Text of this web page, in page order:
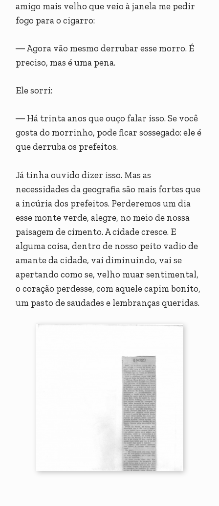
amigo mais velho que veio à janela me pedir
fogo para o cigarro:
― Agora vão mesmo derrubar esse morro. É
preciso, mas é uma pena.
Ele sorri:
― Há trinta anos que ouço falar isso. Se você
gosta do morrinho, pode ficar sossegado: ele é
que derruba os prefeitos.
Já tinha ouvido dizer isso. Mas as
necessidades da geografia são mais fortes que
a incúria dos prefeitos. Perderemos um dia
esse monte verde, alegre, no meio de nossa
paisagem de cimento. A cidade cresce. E
alguma coisa, dentro de nosso peito vadio de
amante da cidade, vai diminuindo, vai se
apertando como se, velho muar sentimental,
o coração perdesse, com aquele capim bonito,
um pasto de saudades e lembranças queridas.